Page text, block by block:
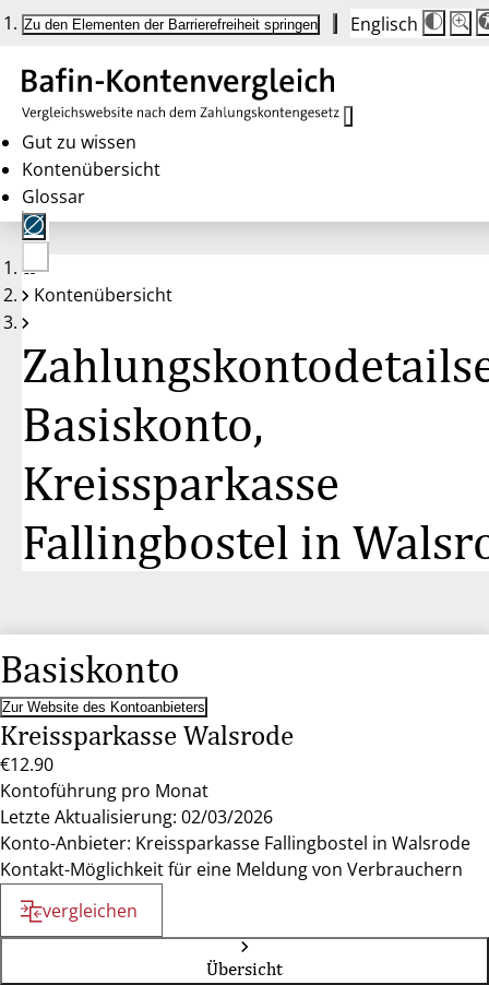
Zu den Elementen der Barrierefreiheit springen Englisch
Die
auf
100%
100%
Gut zu wissen
Kontenübersicht
Glossar
Keine
Konten
Kontenübersicht
Basiskonto,
Kreissparkasse
Fallingbostel in
Basiskonto
Zur Website des Kontoanbieters
Kreissparkasse Walsrode
€12.90
Kontoführung pro Monat
Letzte Aktualisierung: 02/03/2026
Konto-Anbieter: Kreissparkasse Fallingbostel in Walsrode
Kontakt-Möglichkeit für eine Meldung von Verbrauchern
vergleichen
Übersicht